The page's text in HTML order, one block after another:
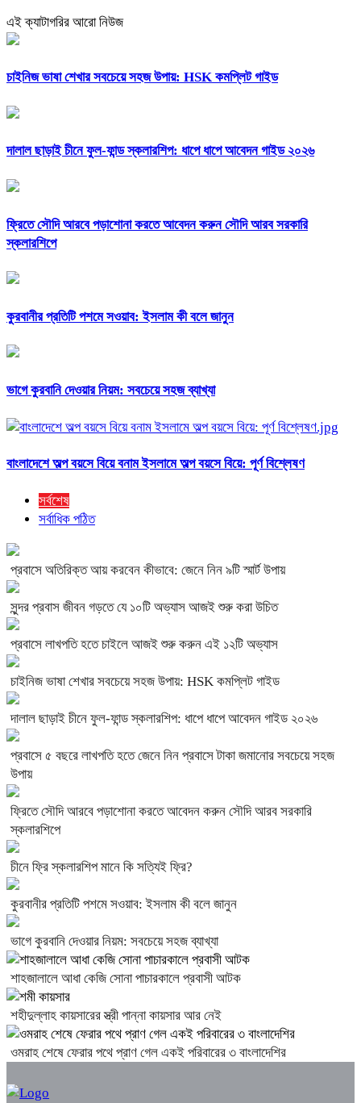
এই ক্যাটাগরির আরো নিউজ
চাইনিজ ভাষা শেখার সবচেয়ে সহজ উপায়: HSK কমপ্লিট গাইড
দালাল ছাড়াই চীনে ফুল-ফান্ড স্কলারশিপ: ধাপে ধাপে আবেদন গাইড ২০২৬
ফ্রিতে সৌদি আরবে পড়াশোনা করতে আবেদন করুন সৌদি আরব সরকারি
স্কলারশিপে
কুরবানীর প্রতিটি পশমে সওয়াব: ইসলাম কী বলে জানুন
ভাগে কুরবানি দেওয়ার নিয়ম: সবচেয়ে সহজ ব্যাখ্যা
বাংলাদেশে অল্প বয়সে বিয়ে বনাম ইসলামে অল্প বয়সে বিয়ে: পূর্ণ বিশ্লেষণ
সর্বশেষ
সর্বাধিক পঠিত
প্রবাসে অতিরিক্ত আয় করবেন কীভাবে: জেনে নিন ৯টি স্মার্ট উপায়
সুন্দর প্রবাস জীবন গড়তে যে ১০টি অভ্যাস আজই শুরু করা উচিত
প্রবাসে লাখপতি হতে চাইলে আজই শুরু করুন এই ১২টি অভ্যাস
চাইনিজ ভাষা শেখার সবচেয়ে সহজ উপায়: HSK কমপ্লিট গাইড
দালাল ছাড়াই চীনে ফুল-ফান্ড স্কলারশিপ: ধাপে ধাপে আবেদন গাইড ২০২৬
প্রবাসে ৫ বছরে লাখপতি হতে জেনে নিন প্রবাসে টাকা জমানোর সবচেয়ে সহজ
উপায়
ফ্রিতে সৌদি আরবে পড়াশোনা করতে আবেদন করুন সৌদি আরব সরকারি
স্কলারশিপে
চীনে ফ্রি স্কলারশিপ মানে কি সত্যিই ফ্রি?
কুরবানীর প্রতিটি পশমে সওয়াব: ইসলাম কী বলে জানুন
ভাগে কুরবানি দেওয়ার নিয়ম: সবচেয়ে সহজ ব্যাখ্যা
শাহজালালে আধা কেজি সোনা পাচারকালে প্রবাসী আটক
শহীদুল্লাহ কায়সারের স্ত্রী পান্না কায়সার আর নেই
ওমরাহ শেষে ফেরার পথে প্রাণ গেল একই পরিবারের ৩ বাংলাদেশির